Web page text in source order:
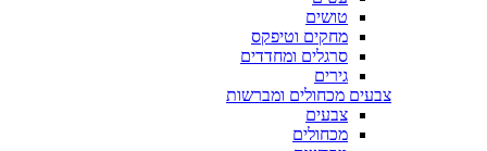
טושים
מחקים וטיפקס
סרגלים ומחדדים
גירים
צבעים מכחולים ומברשות
צבעים
מכחולים